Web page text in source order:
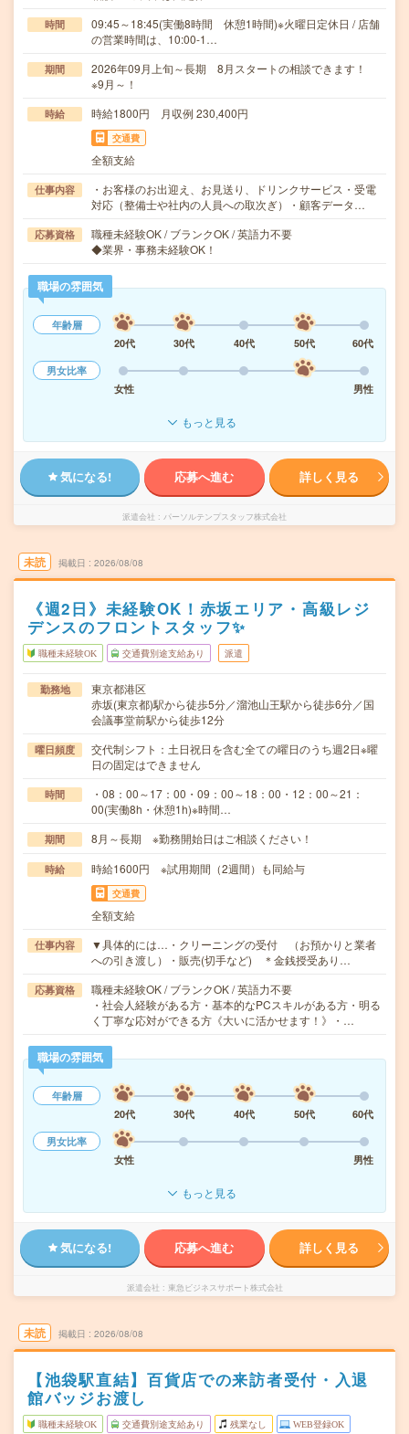
時間
09:45～18:45(実働8時間 休憩1時間)※火曜日定休日 / 店舗
の営業時間は、10:00-1…
期間
2026年09月上旬～長期 8月スタートの相談できます！
※9月～！
時給 時給1800円 月収例 230,400円
交通費
全額支給
仕事内容
・お客様のお出迎え、お見送り、ドリンクサービス・受電
対応（整備士や社内の人員への取次ぎ）・顧客データ…
応募資格
職種未経験OK / ブランクOK / 英語力不要
◆業界・事務未経験OK！
職場の雰囲気
年齢層
20代
30代 40代 50代
60代
男女比率
女性
男性
もっと見る
気になる! 応募へ進む 詳しく見る
派遣会社 パーソルテンプスタッフ株式会社
未読 掲載日 2026/08/08
《週2日》未経験OK！赤坂エリア・高級レジ
デンスのフロントスタッフ✨
職種未経験OK 交通費別途支給あり 派遣
勤務地
東京都港区
赤坂(東京都)駅から徒歩5分／溜池山王駅から徒歩6分／国
会議事堂前駅から徒歩12分
曜日頻度
交代制シフト：土日祝日を含む全ての曜日のうち週2日※曜
日の固定はできません
時間
・08：00～17：00・09：00～18：00・12：00～21：
00(実働8h・休憩1h)※時間…
期間 8月～長期 ※勤務開始日はご相談ください！
時給 時給1600円 ※試用期間（2週間）も同給与
交通費
全額支給
仕事内容
▼具体的には…・クリーニングの受付 （お預かりと業者
への引き渡し）・販売(切手など) ＊金銭授受あり…
応募資格
職種未経験OK / ブランクOK / 英語力不要
・社会人経験がある方・基本的なPCスキルがある方・明る
く丁寧な応対ができる方《大いに活かせます！》・…
職場の雰囲気
年齢層
20代
30代 40代 50代
60代
男女比率
女性
男性
もっと見る
気になる! 応募へ進む 詳しく見る
派遣会社 東急ビジネスサポート株式会社
未読 掲載日 2026/08/08
【池袋駅直結】百貨店での来訪者受付・入退
館バッジお渡し
職種未経験OK 交通費別途支給あり 残業なし WEB登録OK